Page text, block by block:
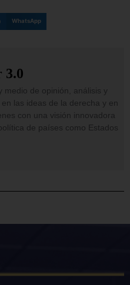
WhatsApp
3.0
medio de opinión, análisis y
las ideas de la derecha y en
con una visión innovadora
de países como Estados